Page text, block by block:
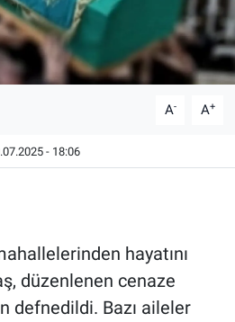
A- A+
- 18:06
hayatını
düzenlenen cenaze
defnedildi. Bazı aileler